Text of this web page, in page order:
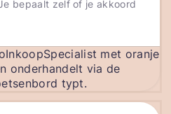
bepaalt zelf of je akkoord